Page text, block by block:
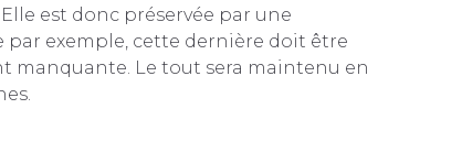
est donc préservée par une
exemple, cette dernière doit être
manquante. Le tout sera maintenu en